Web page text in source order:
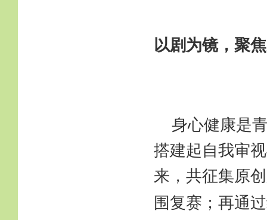
以剧为镜，聚
身心健康是
搭建起自我审
来，共征集原
围复赛；再通